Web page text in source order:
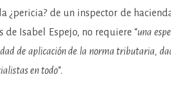
¿pericia? de un inspector de
de Isabel Espejo, no requiere “una
de aplicación de la norma tributaria,
en todo”.